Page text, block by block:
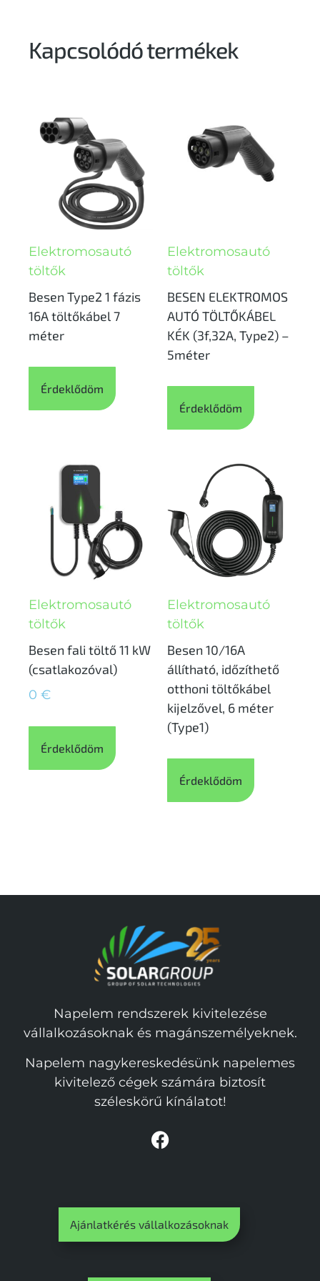
Kapcsolódó termékek
Elektromosautó
töltők
Besen Type2 1 fázis
16A töltőkábel 7
méter
Érdeklődöm
Elektromosautó
töltők
BESEN ELEKTROMOS
AUTÓ TÖLTŐKÁBEL
KÉK (3f,32A, Type2) –
5méter
Érdeklődöm
Elektromosautó
töltők
Besen fali töltő 11 kW
(csatlakozóval)
0 €
Érdeklődöm
Elektromosautó
töltők
Besen 10/16A
állítható, időzíthető
otthoni töltőkábel
kijelzővel, 6 méter
(Type1)
Érdeklődöm
Napelem rendszerek kivitelezése
vállalkozásoknak és magánszemélyeknek.
Napelem nagykereskedésünk napelemes
kivitelező cégek számára biztosít
széleskörű kínálatot!
Ajánlatkérés vállalkozásoknak